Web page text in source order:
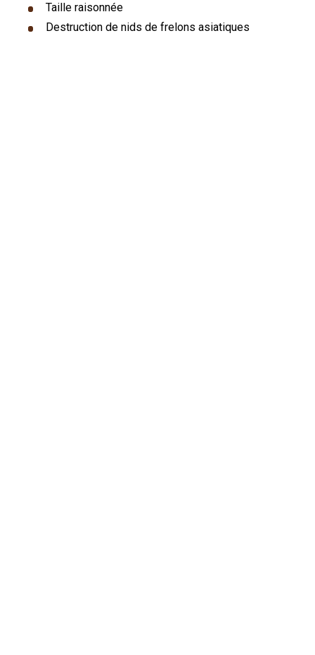
Taille raisonnée
Destruction de nids de frelons asiatiques